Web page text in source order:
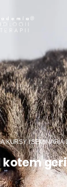
/KURSY I SEMINARIA/
kotem